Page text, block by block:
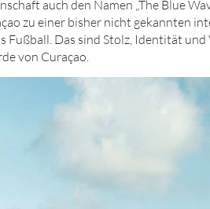
auch den Namen „The Blue
zu einer bisher nicht gekannten
Das sind Stolz, Identität und
von Curaçao.